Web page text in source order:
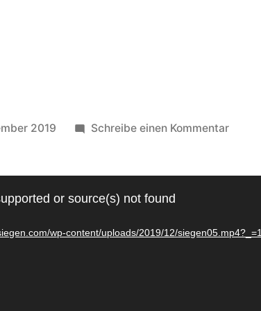
2019 Schreibe einen Kommentar
or source(s) not found
wp-content/uploads/2019/12/siegen05.mp4?_=1